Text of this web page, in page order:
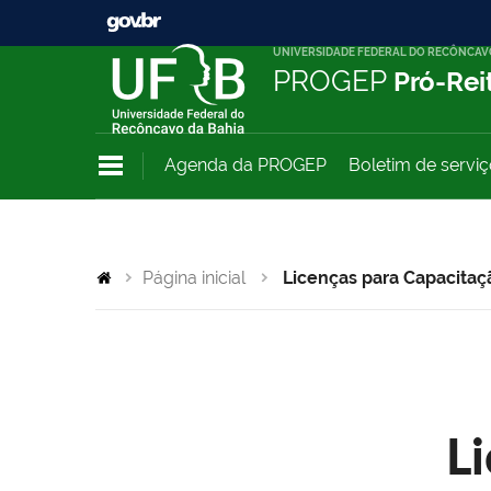
UNIVERSIDADE FEDERAL DO
PROGEP Pró-
Agenda da PROGEP Boletim de
Página inicial Licenças para